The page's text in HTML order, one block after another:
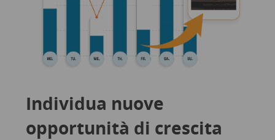
Individua nuove
opportunità di crescita